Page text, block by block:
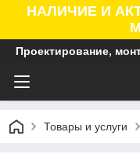
НАЛИЧИЕ И
Проектирование,
Товары и услуги